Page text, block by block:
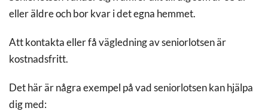
eller äldre och bor kvar i det egna hemmet.
Att kontakta eller få vägledning av seniorlotsen är
kostnadsfritt.
Det här är några exempel på vad seniorlotsen kan hjälpa
dig med: